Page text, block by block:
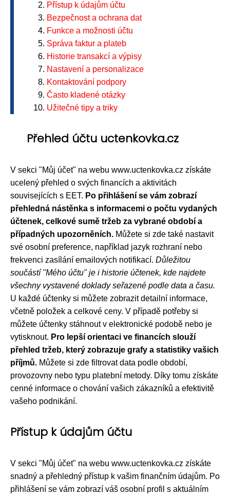
Přístup k údajům účtu
Bezpečnost a ochrana dat
Funkce a možnosti účtu
Správa faktur a plateb
Historie transakcí a výpisy
Nastavení a personalizace
Kontaktování podpory
Často kladené otázky
Užitečné tipy a triky
Přehled účtu uctenkovka.cz
V sekci "Můj účet" na webu www.uctenkovka.cz získáte
ucelený přehled o svých financích a aktivitách
souvisejících s EET. Po přihlášení se vám zobrazí
přehledná nástěnka s informacemi o počtu vydaných
účtenek, celkové sumě tržeb za vybrané období a
případných upozorněních. Můžete si zde také nastavit
své osobní preference, například jazyk rozhraní nebo
frekvenci zasílání emailových notifikací. Důležitou
součástí "Mého účtu" je i historie účtenek, kde najdete
všechny vystavené doklady seřazené podle data a času.
U každé účtenky si můžete zobrazit detailní informace,
včetně položek a celkové ceny. V případě potřeby si
můžete účtenky stáhnout v elektronické podobě nebo je
vytisknout. Pro lepší orientaci ve financích slouží
přehled tržeb, který zobrazuje grafy a statistiky vašich
příjmů. Můžete si zde filtrovat data podle období,
provozovny nebo typu platební metody. Díky tomu získáte
cenné informace o chování vašich zákazníků a efektivitě
vašeho podnikání.
Přístup k údajům účtu
V sekci "Můj účet" na webu www.uctenkovka.cz získáte
snadný a přehledný přístup k vašim finančním údajům. Po
přihlášení se vám zobrazí váš osobní profil s aktuálním